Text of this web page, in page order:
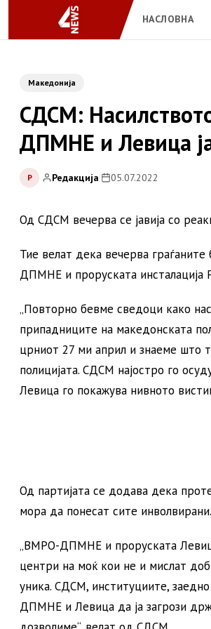
НАСЛОВНА
Македонија
СДСМ:
ДПМНЕ и Левица
Р Редакција| 05.07.2022
Од СДСМ вечерва се јавија со
Тие велат дека вечерва
ДПМНЕ и проруската инсталација
„Повторно бевме сведоци како
припадниците на македонската
црниот 27 ми април и знаеме што
полицијата. СДСМ најостро го
Левица го покажува нивното
Од партијата се додава дека
мора да понесат сите инволвирани.
„ВМРО-ДПМНЕ и проруската
центри на моќ кои не и мислат
уника. СДСМ, институциите,
ДПМНЕ и Левица да ја загрози